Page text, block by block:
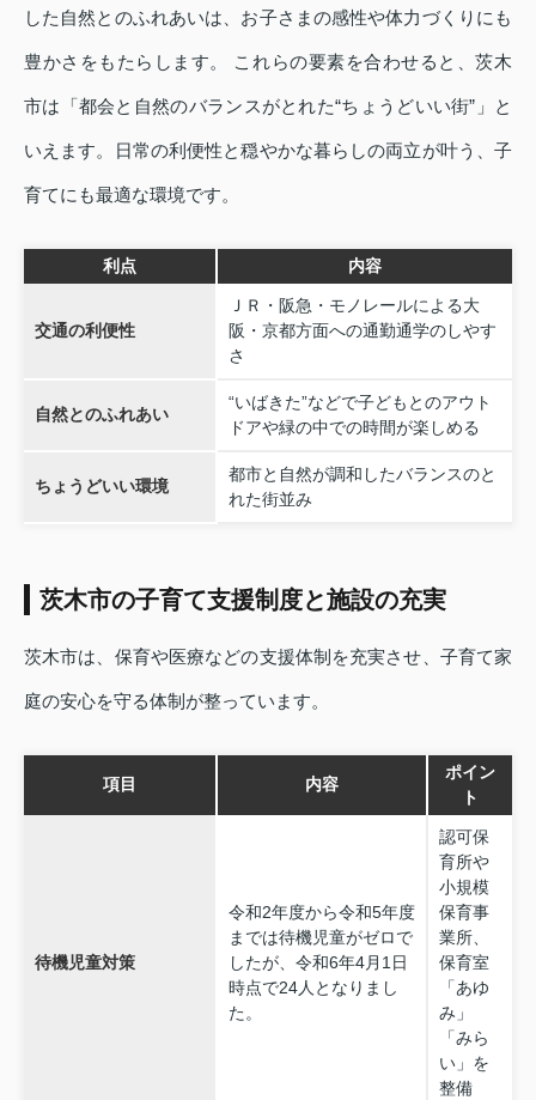
した自然とのふれあいは、お子さまの感性や体力づくりにも
豊かさをもたらします。 これらの要素を合わせると、茨木
市は「都会と自然のバランスがとれた“ちょうどいい街”」と
いえます。日常の利便性と穏やかな暮らしの両立が叶う、子
育てにも最適な環境です。
利点 内容
交通の利便性
ＪＲ・阪急・モノレールによる大
阪・京都方面への通勤通学のしやす
さ
自然とのふれあい
“いばきた”などで子どもとのアウト
ドアや緑の中での時間が楽しめる
ちょうどいい環境
都市と自然が調和したバランスのと
れた街並み
茨木市の子育て支援制度と施設の充実
茨木市は、保育や医療などの支援体制を充実させ、子育て家
庭の安心を守る体制が整っています。
項目 内容
ポイン
ト
待機児童対策
令和2年度から令和5年度
までは待機児童がゼロで
したが、令和6年4月1日
時点で24人となりまし
た。
認可保
育所や
小規模
保育事
業所、
保育室
「あゆ
み」
「みら
い」を
整備